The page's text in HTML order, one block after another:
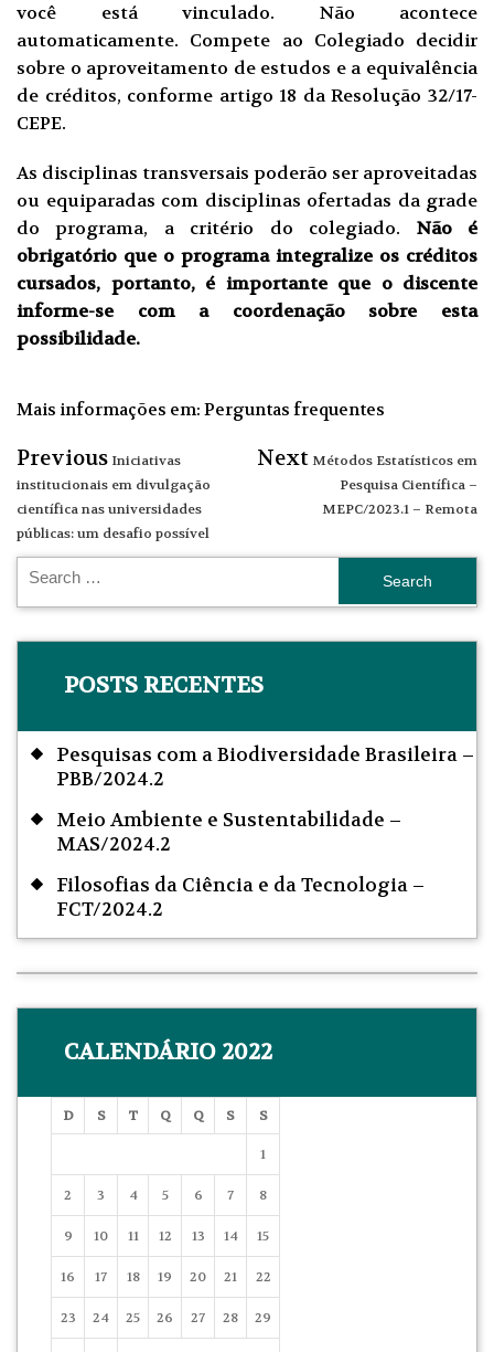
você está vinculado. Não acontece
automaticamente. Compete ao Colegiado decidir
sobre o aproveitamento de estudos e a equivalência
de créditos, conforme artigo 18 da Resolução 32/17-
CEPE.
As disciplinas transversais poderão ser aproveitadas
ou equiparadas com disciplinas ofertadas da grade
do programa, a critério do colegiado. Não é
obrigatório que o programa integralize os créditos
cursados, portanto, é importante que o discente
informe-se com a coordenação sobre esta
possibilidade.
Mais informações em: Perguntas frequentes
Previous Iniciativas
institucionais em divulgação
científica nas universidades
públicas: um desafio possível
NextMétodos Estatísticos em
Pesquisa Científica –
MEPC/2023.1 – Remota
POSTS RECENTES
Pesquisas com a Biodiversidade Brasileira –
PBB/2024.2
Meio Ambiente e Sustentabilidade –
MAS/2024.2
Filosofias da Ciência e da Tecnologia –
FCT/2024.2
CALENDÁRIO 2022
D S T Q Q S S
1
2 3 4 5 6 7 8
9 10 11 12 13 14 15
16 17 18 19 20 21 22
23 24 25 26 27 28 29